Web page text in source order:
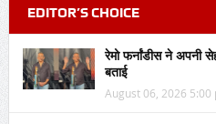
EDITOR’S CHOICE
रेमो फर्नांडीस ने अपनी
बताई
August 06, 2026 5:00